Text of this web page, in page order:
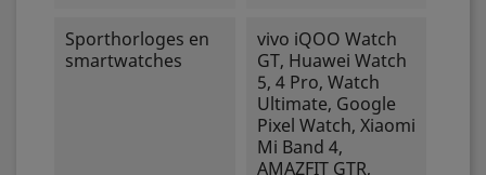
Sporthorloges en
smartwatches
vivo iQOO Watch
GT, Huawei Watch
5, 4 Pro, Watch
Ultimate, Google
Pixel Watch, Xiaomi
Mi Band 4,
AMAZFIT GTR,